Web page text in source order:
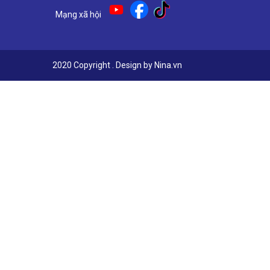
Mạng xã hội
2020 Copyright . Design by Nina.vn